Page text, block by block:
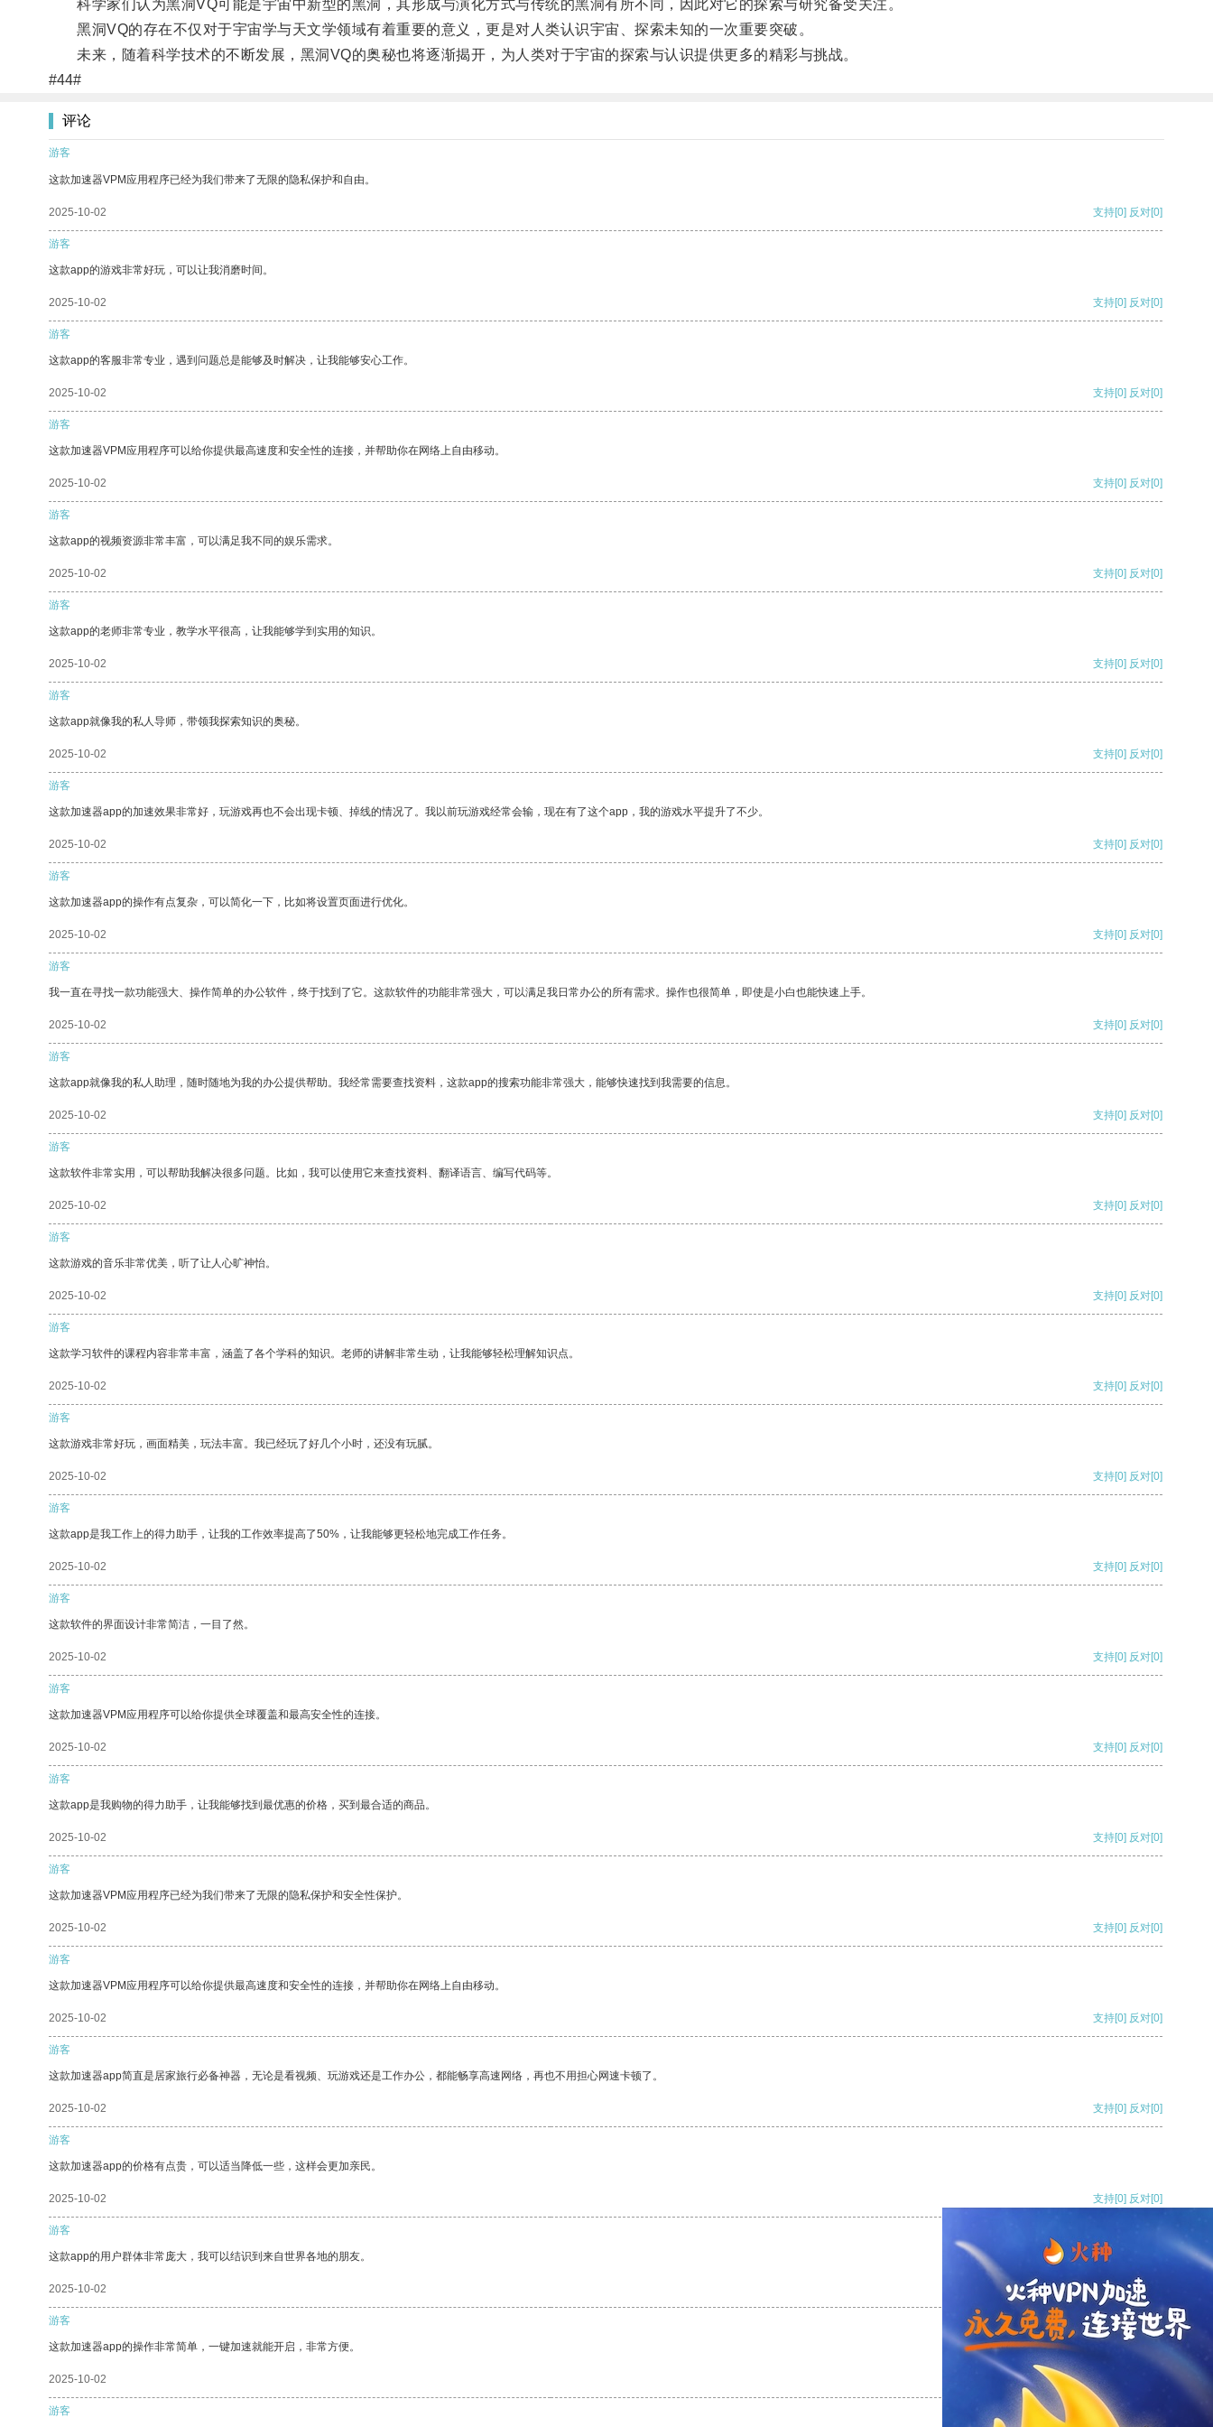
科学家们认为黑洞VQ可能是宇宙中新型的黑洞，其形成与演化方式与传统的黑洞有所不同，因此对它的探索与研究备受关注。
黑洞VQ的存在不仅对于宇宙学与天文学领域有着重要的意义，更是对人类认识宇宙、探索未知的一次重要突破。
未来，随着科学技术的不断发展，黑洞VQ的奥秘也将逐渐揭开，为人类对于宇宙的探索与认识提供更多的精彩与挑战。
#44#
评论
游客
这款加速器VPM应用程序已经为我们带来了无限的隐私保护和自由。
2025-10-02 支持[0] 反对[0]
游客
这款app的游戏非常好玩，可以让我消磨时间。
2025-10-02 支持[0] 反对[0]
游客
这款app的客服非常专业，遇到问题总是能够及时解决，让我能够安心工作。
2025-10-02 支持[0] 反对[0]
游客
这款加速器VPM应用程序可以给你提供最高速度和安全性的连接，并帮助你在网络上自由移动。
2025-10-02 支持[0] 反对[0]
游客
这款app的视频资源非常丰富，可以满足我不同的娱乐需求。
2025-10-02 支持[0] 反对[0]
游客
这款app的老师非常专业，教学水平很高，让我能够学到实用的知识。
2025-10-02 支持[0] 反对[0]
游客
这款app就像我的私人导师，带领我探索知识的奥秘。
2025-10-02 支持[0] 反对[0]
游客
这款加速器app的加速效果非常好，玩游戏再也不会出现卡顿、掉线的情况了。我以前玩游戏经常会输，现在有了这个app，我的游戏水平提升了不少。
2025-10-02 支持[0] 反对[0]
游客
这款加速器app的操作有点复杂，可以简化一下，比如将设置页面进行优化。
2025-10-02 支持[0] 反对[0]
游客
我一直在寻找一款功能强大、操作简单的办公软件，终于找到了它。这款软件的功能非常强大，可以满足我日常办公的所有需求。操作也很简单，即使是小白也能快速上手。
2025-10-02 支持[0] 反对[0]
游客
这款app就像我的私人助理，随时随地为我的办公提供帮助。我经常需要查找资料，这款app的搜索功能非常强大，能够快速找到我需要的信息。
2025-10-02 支持[0] 反对[0]
游客
这款软件非常实用，可以帮助我解决很多问题。比如，我可以使用它来查找资料、翻译语言、编写代码等。
2025-10-02 支持[0] 反对[0]
游客
这款游戏的音乐非常优美，听了让人心旷神怡。
2025-10-02 支持[0] 反对[0]
游客
这款学习软件的课程内容非常丰富，涵盖了各个学科的知识。老师的讲解非常生动，让我能够轻松理解知识点。
2025-10-02 支持[0] 反对[0]
游客
这款游戏非常好玩，画面精美，玩法丰富。我已经玩了好几个小时，还没有玩腻。
2025-10-02 支持[0] 反对[0]
游客
这款app是我工作上的得力助手，让我的工作效率提高了50%，让我能够更轻松地完成工作任务。
2025-10-02 支持[0] 反对[0]
游客
这款软件的界面设计非常简洁，一目了然。
2025-10-02 支持[0] 反对[0]
游客
这款加速器VPM应用程序可以给你提供全球覆盖和最高安全性的连接。
2025-10-02 支持[0] 反对[0]
游客
这款app是我购物的得力助手，让我能够找到最优惠的价格，买到最合适的商品。
2025-10-02 支持[0] 反对[0]
游客
这款加速器VPM应用程序已经为我们带来了无限的隐私保护和安全性保护。
2025-10-02 支持[0] 反对[0]
游客
这款加速器VPM应用程序可以给你提供最高速度和安全性的连接，并帮助你在网络上自由移动。
2025-10-02 支持[0] 反对[0]
游客
这款加速器app简直是居家旅行必备神器，无论是看视频、玩游戏还是工作办公，都能畅享高速网络，再也不用担心网速卡顿了。
2025-10-02 支持[0] 反对[0]
游客
这款加速器app的价格有点贵，可以适当降低一些，这样会更加亲民。
2025-10-02 支持[0] 反对[0]
游客
这款app的用户群体非常庞大，我可以结识到来自世界各地的朋友。
2025-10-02 支持[0] 反对
游客
这款加速器app的操作非常简单，一键加速就能开启，非常方便。
2025-10-02 支持
游客